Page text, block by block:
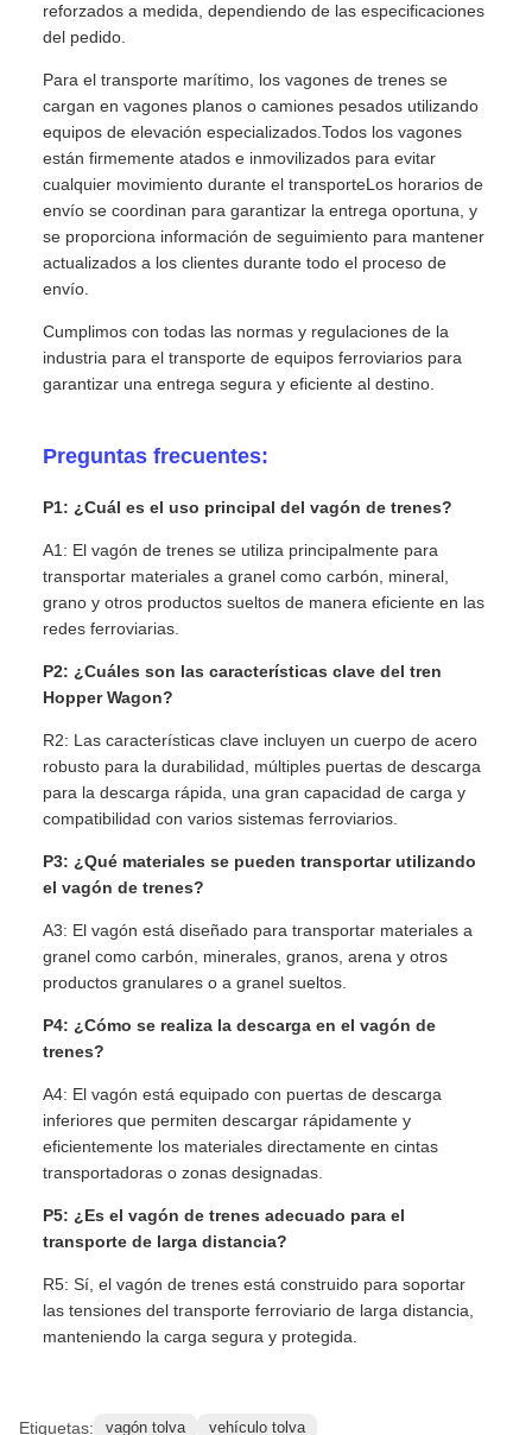
reforzados a medida, dependiendo de las especificaciones
del pedido.
Para el transporte marítimo, los vagones de trenes se
cargan en vagones planos o camiones pesados utilizando
equipos de elevación especializados.Todos los vagones
están firmemente atados e inmovilizados para evitar
cualquier movimiento durante el transporteLos horarios de
envío se coordinan para garantizar la entrega oportuna, y
se proporciona información de seguimiento para mantener
actualizados a los clientes durante todo el proceso de
envío.
Cumplimos con todas las normas y regulaciones de la
industria para el transporte de equipos ferroviarios para
garantizar una entrega segura y eficiente al destino.
Preguntas frecuentes:
P1: ¿Cuál es el uso principal del vagón de trenes?
A1: El vagón de trenes se utiliza principalmente para
transportar materiales a granel como carbón, mineral,
grano y otros productos sueltos de manera eficiente en las
redes ferroviarias.
P2: ¿Cuáles son las características clave del tren
Hopper Wagon?
R2: Las características clave incluyen un cuerpo de acero
robusto para la durabilidad, múltiples puertas de descarga
para la descarga rápida, una gran capacidad de carga y
compatibilidad con varios sistemas ferroviarios.
P3: ¿Qué materiales se pueden transportar utilizando
el vagón de trenes?
A3: El vagón está diseñado para transportar materiales a
granel como carbón, minerales, granos, arena y otros
productos granulares o a granel sueltos.
P4: ¿Cómo se realiza la descarga en el vagón de
trenes?
A4: El vagón está equipado con puertas de descarga
inferiores que permiten descargar rápidamente y
eficientemente los materiales directamente en cintas
transportadoras o zonas designadas.
P5: ¿Es el vagón de trenes adecuado para el
transporte de larga distancia?
R5: Sí, el vagón de trenes está construido para soportar
las tensiones del transporte ferroviario de larga distancia,
manteniendo la carga segura y protegida.
Etiquetas: vagón tolva
vehículo tolva